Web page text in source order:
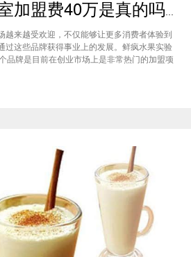
鲜疯水果实验室加盟费40万是真的吗？根本没有传言中那么多！
越来越受欢迎，不仅能够让更多消费者体验到
过这些品牌获得事业上的发展。鲜疯水果实验
品牌是目前在创业市场上是非常热门的加盟项
水果实验室加盟用也成为了众多创业者青睐